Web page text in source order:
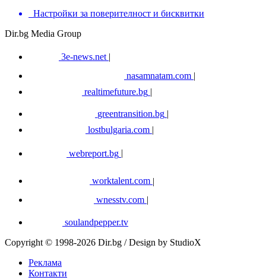
Настройки за поверителност и бисквитки
Dir.bg Media Group
3e-news.net |
nasamnatam.com |
realtimefuture.bg |
greentransition.bg |
lostbulgaria.com |
webreport.bg
worktalent.com |
wnesstv.com |
soulandpepper.tv
Copyright © 1998-2026 Dir.bg / Design by StudioX
Реклама
Контакти